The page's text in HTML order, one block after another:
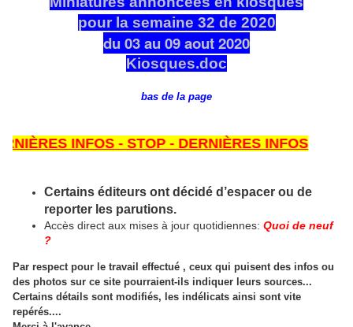
pour la semaine 32 de 2020
du 03 au 09 aout 2020
Kiosques.doc
bas de la page
INFOS - STOP - DERNIÈRES INFOS
Certains éditeurs ont décidé d’espacer ou de
reporter les parutions.
Accès direct aux mises à jour quotidiennes: Quoi de neuf
?
Par respect pour le travail effectué , ceux qui puisent des infos ou
des photos sur ce site pourraient-ils indiquer leurs sources...
Certains détails sont modifiés, les indélicats ainsi sont vite
repérés....